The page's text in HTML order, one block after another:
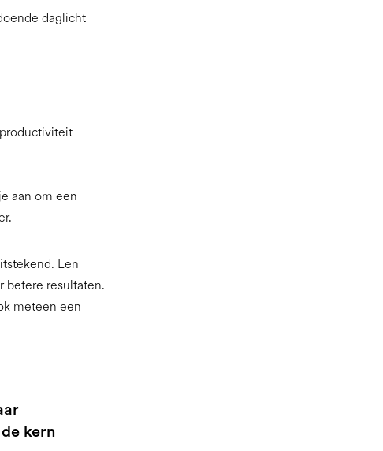
daglicht
aan om een
Een
betere resultaten.
meteen een
kern